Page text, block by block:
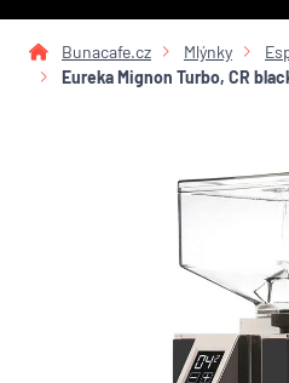
Bunacafe.cz Mlýnky
Eureka Mignon Turbo, CR